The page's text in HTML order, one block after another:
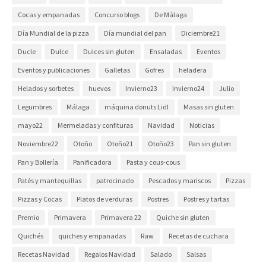
Cocas y empanadas Concurso blogs De Málaga
Día Mundial de la pizza Día mundial del pan Diciembre21
Ducle Dulce Dulces sin gluten Ensaladas Eventos
Eventos y publicaciones Galletas Gofres heladera
Helados y sorbetes huevos Invierno23 Invierno24 Julio
Legumbres Málaga máquina donuts Lidl Masas sin gluten
mayo22 Mermeladas y confituras Navidad Noticias
Noviembre22 Otoño Otoño21 Otoño23 Pan sin gluten
Pan y Bollería Panificadora Pasta y cous-cous
Patés y mantequillas patrocinado Pescados y mariscos Pizzas
Pizzas y Cocas Platos de verduras Postres Postres y tartas
Premio Primavera Primavera 22 Quiche sin gluten
Quichés quiches y empanadas Raw Recetas de cuchara
Recetas Navidad Regalos Navidad Salado Salsas